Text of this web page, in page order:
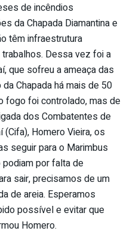
de incêndios
da Chapada Diamantina e
têm infraestrutura
Dessa vez foi a
que sofreu a ameaça das
Chapada há mais de 50
fogo foi controlado, mas de
dos Combatentes de
Homero Vieira, os
seguir para o Marimbus
por falta de
sair, precisamos de um
de areia. Esperamos
possível e evitar que
Homero.